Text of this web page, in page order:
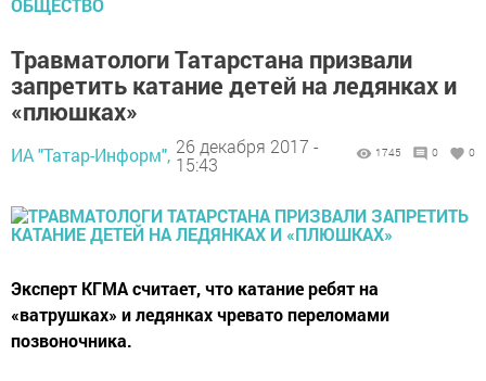
ОБЩЕСТВО
Травматологи Татарстана призвали
запретить катание детей на ледянках и
«плюшках»
ИА "Татар-Информ", 26 декабря 2017 -
15:43
1745 0 0
Эксперт КГМА считает, что катание ребят на
«ватрушках» и ледянках чревато переломами
позвоночника.